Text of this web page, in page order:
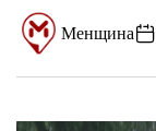
Менщина